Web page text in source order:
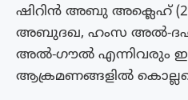
ഷിറിൻ അബു അക്ലെഹ്
അബുദഖ, ഹംസ അൽ-
അൽ-ഗൗൽ എന്നിവരും
ആക്രമണങ്ങളിൽ